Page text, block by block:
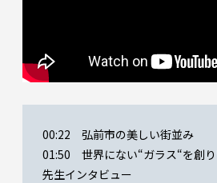
00:22 弘前市の美しい街並み
01:50 世界にない“ガラス“を創
先生インタビュー